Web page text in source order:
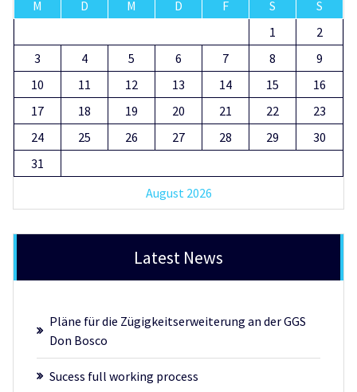
August 2026
M D M D F S
S
1
2
3
4 5 6 7 8
9
10
11 12 13 14 15
16
17
18 19 20 21 22
23
24
25 26 27 28 29
30
31
Latest News
Pläne für die Zügigkeitserweiterung an der GGS
Don Bosco
Sucess full working process